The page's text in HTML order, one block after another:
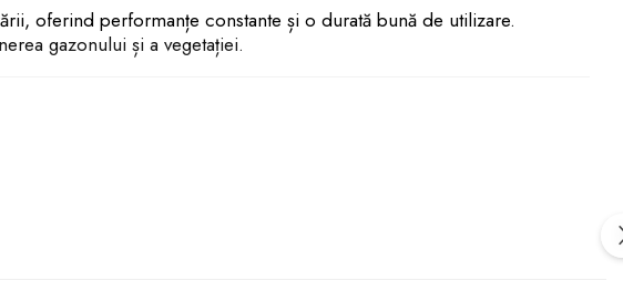
oferind performanțe constante și o durată bună de utilizare.
gazonului și a vegetației.